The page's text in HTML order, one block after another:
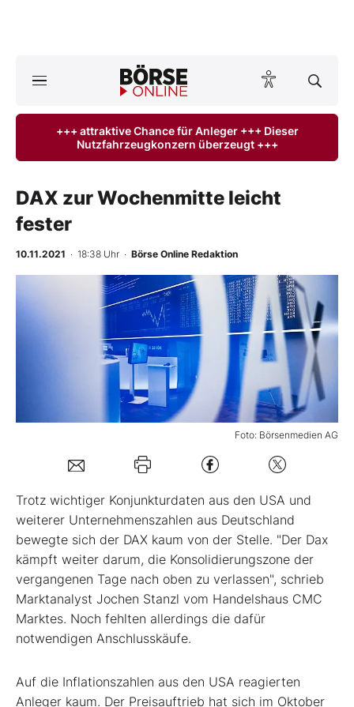
ktuelle Ausgabe BÖRSE ONLINE lesen
Finanz-Check
BO-Musterdepots
Kontakt
+++ attraktive Chance für Anleger +++ Dieser
Nutzfahrzeugkonzern überzeugt +++
DAX zur Wochenmitte leicht
fester
10.11.2021 · 18:38 Uhr · Börse Online Redaktion
Foto: Börsenmedien AG
Trotz wichtiger Konjunkturdaten aus den USA und
weiterer Unternehmenszahlen aus Deutschland
bewegte sich der DAX kaum von der Stelle. "Der Dax
kämpft weiter darum, die Konsolidierungszone der
vergangenen Tage nach oben zu verlassen", schrieb
Marktanalyst Jochen Stanzl vom Handelshaus CMC
Marktes. Noch fehlten allerdings die dafür
notwendigen Anschlusskäufe.
Auf die Inflationszahlen aus den USA reagierten
Anleger kaum. Der Preisauftrieb hat sich im Oktober